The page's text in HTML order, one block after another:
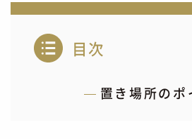
目次
置き場所のポ